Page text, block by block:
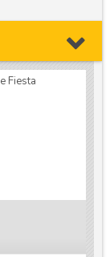
Fiesta